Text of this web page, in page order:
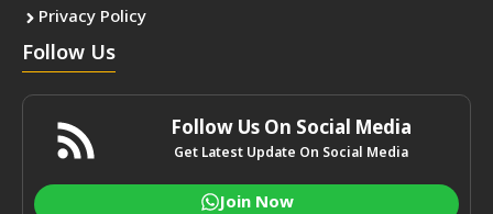
Privacy Policy
Follow Us
Follow Us On Social Media
Get Latest Update On Social Media
Join Now